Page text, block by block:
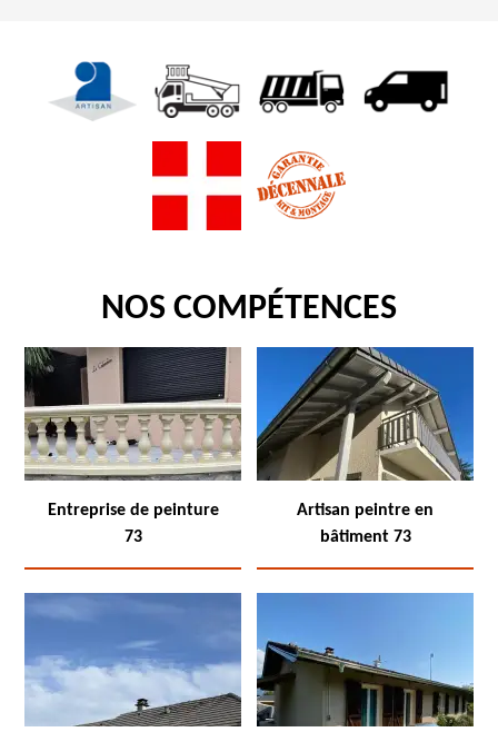
NOS COMPÉTENCES
Entreprise de peinture
73
Artisan peintre en
bâtiment 73